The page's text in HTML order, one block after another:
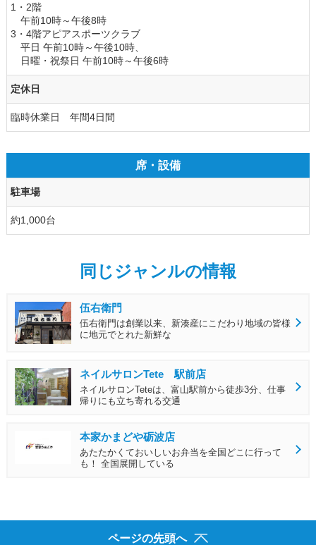
1・2階
午前10時～午後8時
3・4階アピアスポーツクラブ
平日 午前10時～午後10時、
日曜・祝祭日 午前10時～午後6時
定休日
臨時休業日 年間4日間
席・設備
駐車場
約1,000台
同じジャンルの情報
伍右衛門
伍右衛門は創業以来、新湊産にこだわり地域の皆様
に地元でとれた新鮮な
ネイルサロンTete 駅前店
ネイルサロンTeteは、富山駅前から徒歩3分、仕事
帰りにも立ち寄れる交通
本家かまどや砺波店
あたたかくておいしいお弁当を全国どこに行って
も！ 全国展開している
ページの先頭へ